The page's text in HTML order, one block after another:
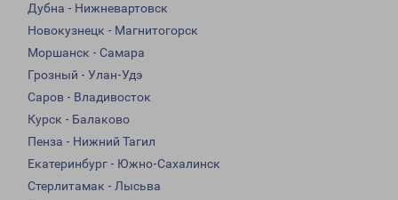
Дубна - Нижневартовск
Новокузнецк - Магнитогорск
Моршанск - Самара
Грозный - Улан-Удэ
Саров - Владивосток
Курск - Балаково
Пенза - Нижний Тагил
Екатеринбург - Южно-Сахалинск
Стерлитамак - Лысьва